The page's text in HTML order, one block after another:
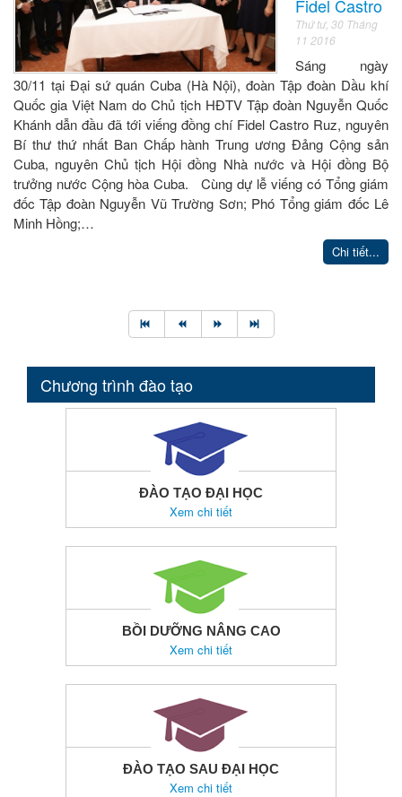
Fidel Castro
Thứ tư, 30 Tháng
11 2016
Sáng ngày
30/11 tại Đại sứ quán Cuba (Hà Nội), đoàn Tập đoàn Dầu khí
Quốc gia Việt Nam do Chủ tịch HĐTV Tập đoàn Nguyễn Quốc
Khánh dẫn đầu đã tới viếng đồng chí Fidel Castro Ruz, nguyên
Bí thư thứ nhất Ban Chấp hành Trung ương Đảng Cộng sản
Cuba, nguyên Chủ tịch Hội đồng Nhà nước và Hội đồng Bộ
trưởng nước Cộng hòa Cuba. Cùng dự lễ viếng có Tổng giám
đốc Tập đoàn Nguyễn Vũ Trường Sơn; Phó Tổng giám đốc Lê
Minh Hồng;…
Chi tiết...
Chương trình đào tạo
ĐÀO TẠO ĐẠI HỌC
Xem chi tiết
BỒI DƯỠNG NÂNG CAO
Xem chi tiết
ĐÀO TẠO SAU ĐẠI HỌC
Xem chi tiết